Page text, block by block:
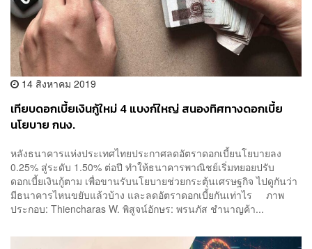
14 สิงหาคม 2019
เทียบดอกเบี้ยเงินกู้ใหม่ 4 แบงก์ใหญ่ สนองทิศทางดอกเบี้ย
นโยบาย กนง.
หลังธนาคารแห่งประเทศไทยประกาศลดอัตราดอกเบี้ยนโยบายลง
0.25% สู่ระดับ 1.50% ต่อปี ทำให้ธนาคารพาณิชย์เริ่มทยอยปรับ
ดอกเบี้ยเงินกู้ตาม เพื่อขานรับนโยบายช่วยกระตุ้นเศรษฐกิจ ไปดูกันว่า
มีธนาคารไหนขยับแล้วบ้าง และลดอัตราดอกเบี้ยกันเท่าไร ภาพ
ประกอบ: Thiencharas W. พิสูจน์อักษร: พรนภัส ชำนาญค้า...